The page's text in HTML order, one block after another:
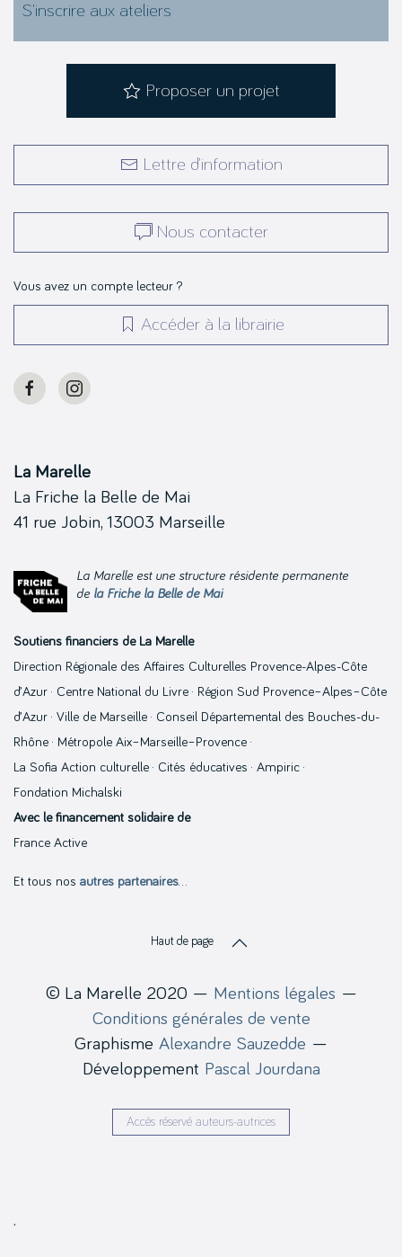
S’inscrire aux ateliers
Proposer un projet
Lettre d’information
Nous contacter
Vous avez un compte lecteur ?
Accéder à la librairie
La Marelle
La Friche la Belle de Mai
41 rue Jobin, 13003 Marseille
La Marelle est une structure résidente permanente
de la Friche la Belle de Mai
Soutiens financiers de La Marelle
Direction Régionale des Affaires Culturelles Provence-Alpes-Côte
d’Azur · Centre National du Livre · Région Sud Provence–Alpes–Côte
d’Azur · Ville de Marseille · Conseil Départemental des Bouches-du-
Rhône · Métropole Aix–Marseille–Provence ·
La Sofia Action culturelle · Cités éducatives · Ampiric ·
Fondation Michalski
Avec le financement solidaire de
France Active
Et tous nos autres partenaires…
Haut de page
© La Marelle 2020 — Mentions légales —
Conditions générales de vente
Graphisme Alexandre Sauzedde —
Développement Pascal Jourdana
Accès réservé auteurs-autrices
.